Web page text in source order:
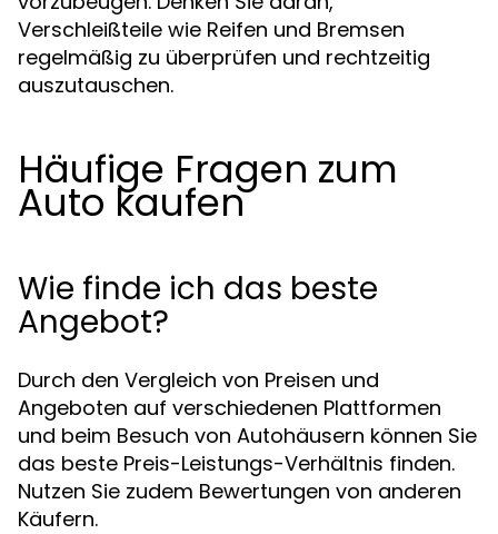
Verschleißteile wie Reifen und Bremsen
regelmäßig zu überprüfen und rechtzeitig
auszutauschen.
Häufige Fragen zum
Auto kaufen
Wie finde ich das beste
Angebot?
Durch den Vergleich von Preisen und
Angeboten auf verschiedenen Plattformen
und beim Besuch von Autohäusern können Sie
das beste Preis-Leistungs-Verhältnis finden.
Nutzen Sie zudem Bewertungen von anderen
Käufern.